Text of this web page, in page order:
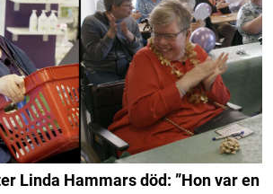
Linda Hammars död: ”Hon var en